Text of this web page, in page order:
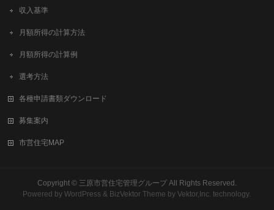
収入基準
月額所得の計算方法
月額所得の計算例
選考方法
各種申請書類ダウンロード
募集案内
市営住宅MAP
Copyright © 三原市営住宅管理グループ All Rights Reserved.
Powered byWordPress & BizVektor Theme by Vektor,Inc. technology.